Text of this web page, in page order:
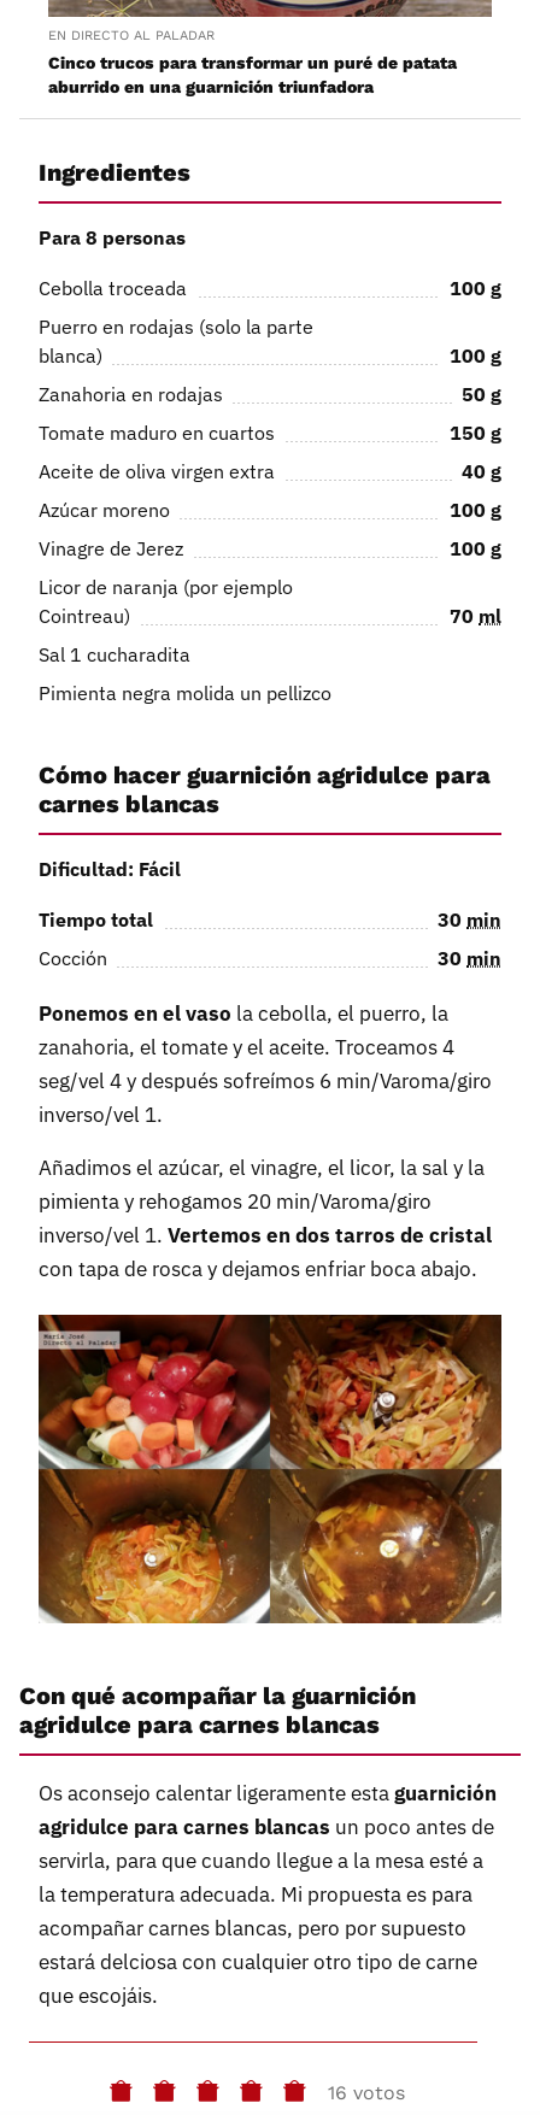
EN DIRECTO AL PALADAR
Cinco trucos para transformar un puré de patata
aburrido en una guarnición triunfadora
Ingredientes
Para 8 personas
Cebolla troceada 100 g
Puerro en rodajas (solo la parte
blanca)
100 g
Zanahoria en rodajas
50 g
Tomate maduro en cuartos
150 g
Aceite de oliva virgen extra
40 g
Azúcar moreno
100 g
Vinagre de Jerez
100 g
Licor de naranja (por ejemplo
Cointreau)
70 ml
Sal 1 cucharadita
Pimienta negra molida un pellizco
Cómo hacer guarnición agridulce para
carnes blancas
Dificultad: Fácil
Tiempo total 30 min
Cocción
30 min
Ponemos en el vaso la cebolla, el puerro, la
zanahoria, el tomate y el aceite. Troceamos 4
seg/vel 4 y después sofreímos 6 min/Varoma/giro
inverso/vel 1.
Añadimos el azúcar, el vinagre, el licor, la sal y la
pimienta y rehogamos 20 min/Varoma/giro
inverso/vel 1. Vertemos en dos tarros de cristal
con tapa de rosca y dejamos enfriar boca abajo.
Con qué acompañar la guarnición
agridulce para carnes blancas
Os aconsejo calentar ligeramente estaguarnición
agridulce para carnes blancas un poco antes de
servirla, para que cuando llegue a la mesa esté a
la temperatura adecuada. Mi propuesta es para
acompañar carnes blancas, pero por supuesto
estará delciosa con cualquier otro tipo de carne
que escojáis.
16 votos